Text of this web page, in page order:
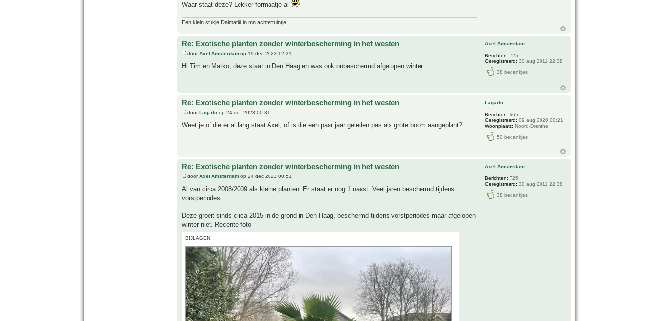
Waar staat deze? Lekker formaatje al
Een klein stukje Dalmatië in mn achtertuintje.
Re: Exotische planten zonder winterbescherming in het westen
doorAxel Amsterdam op 19 dec 2023 12:31
Hi Tim en Matko, deze staat in Den Haag en was ook onbeschermd afgelopen winter.
Axel Amsterdam
Berichten: 725
Geregistreerd: 30 aug 2011 22:38
38 bedankjes
Re: Exotische planten zonder winterbescherming in het westen
doorLagarto op 24 dec 2023 00:31
Weet je of die er al lang staat Axel, of is die een paar jaar geleden pas als grote boom aangeplant?
Lagarto
Berichten: 565
Geregistreerd: 09 aug 2020 00:21
Woonplaats: Noord-Drenthe
50 bedankjes
Re: Exotische planten zonder winterbescherming in het westen
doorAxel Amsterdam op 24 dec 2023 00:51
Al van circa 2008/2009 als kleine planten. Er staat er nog 1 naast. Veel jaren beschermd tijdens
vorstperiodes.
Deze groeit sinds circa 2015 in de grond in Den Haag, beschermd tijdens vorstperiodes maar afgelopen
winter niet. Recente foto
BIJLAGEN
Axel Amsterdam
Berichten: 725
Geregistreerd: 30 aug 2011 22:38
38 bedankjes